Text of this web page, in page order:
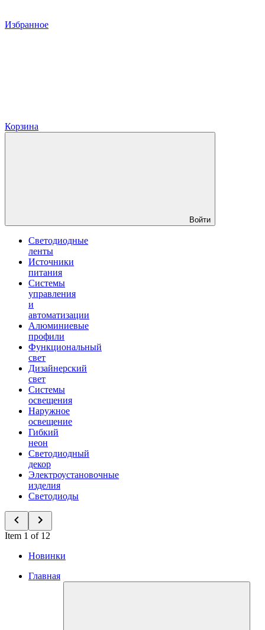
Избранное
Корзина
Войти
Светодиодные
ленты
Источники
питания
Системы
управления
и
автоматизации
Алюминиевые
профили
Функциональный
свет
Дизайнерский
свет
Системы
освещения
Наружное
освещение
Гибкий
неон
Светодиодный
декор
Электроустановочные
изделия
Светодиоды
Item 1 of 12
Новинки
Главная